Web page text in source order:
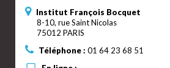
Institut François Bocquet
8-10, rue Saint Nicolas
75012 PARIS
Téléphone : 01 64 23 68 51